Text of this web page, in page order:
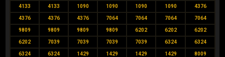
4133 4133 1090 1090 1090 1090 4376
4376 4376 4376 7064 7064 7064 7064
9809 9809 9809 9809 6202 6202 6202
6202 7039 7039 7039 7039 6324 6324
6324 6324 1429 1429 1429 1429 8009